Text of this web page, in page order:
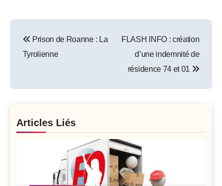
navigation
Prison de Roanne : La
Tyrolienne
FLASH INFO : création
d’une indemnité de
résidence 74 et 01
Articles Liés